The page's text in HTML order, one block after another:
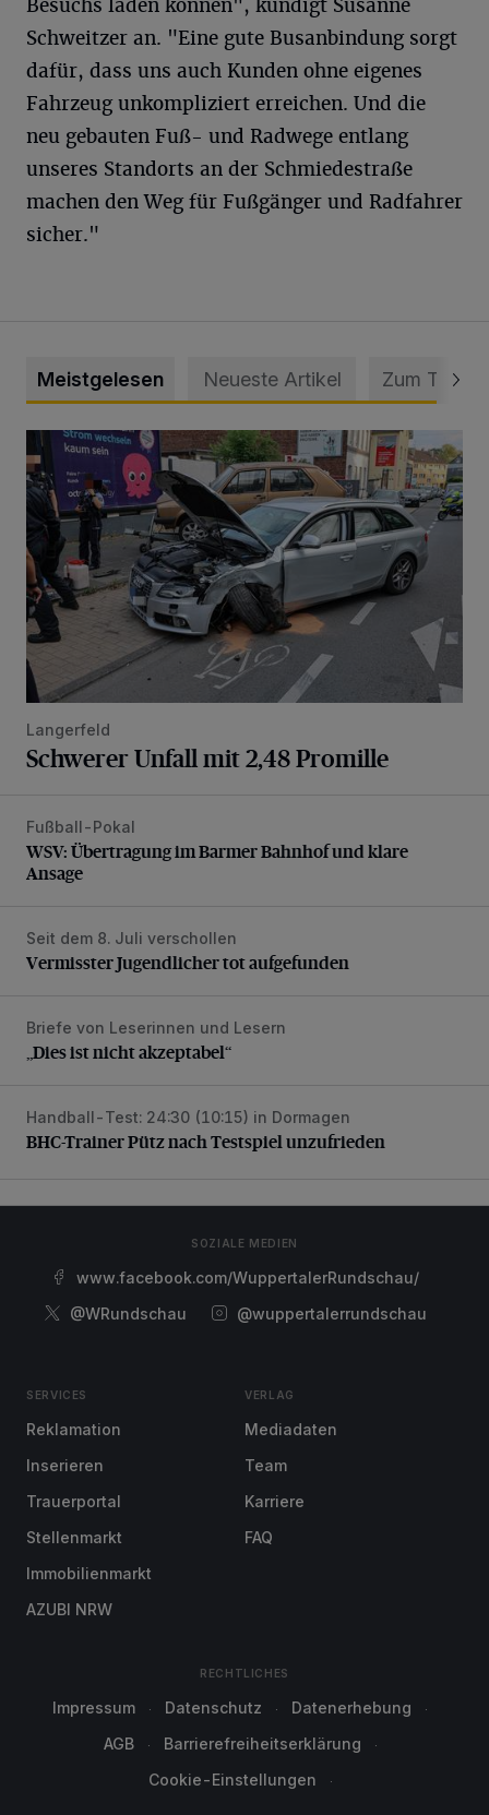
Besuchs laden können", kündigt Susanne
Schweitzer an. "Eine gute Busanbindung sorgt
dafür, dass uns auch Kunden ohne eigenes
Fahrzeug unkompliziert erreichen. Und die
neu gebauten Fuß- und Radwege entlang
unseres Standorts an der Schmiedestraße
machen den Weg für Fußgänger und Radfahrer
sicher."
Meistgelesen Neueste Artikel Zum Thema
Schwerer Unfall mit 2,48 Promille
Langerfeld
Schwerer Unfall mit 2,48 Promille
WSV: Übertragung im Barmer Bahnhof und klare Ansage
Fußball-Pokal
WSV: Übertragung im Barmer Bahnhof und klare
Ansage
Vermisster Jugendlicher tot aufgefunden
Seit dem 8. Juli verschollen
Vermisster Jugendlicher tot aufgefunden
„Dies ist nicht akzeptabel“
Briefe von Leserinnen und Lesern
„Dies ist nicht akzeptabel“
BHC-Trainer Pütz nach Testspiel unzufrieden
Handball-Test: 24:30 (10:15) in Dormagen
BHC-Trainer Pütz nach Testspiel unzufrieden
SOZIALE MEDIEN
www.facebook.com/WuppertalerRundschau/
@WRundschau
@wuppertalerrundschau
SERVICES
Reklamation
Inserieren
Trauerportal
Stellenmarkt
Immobilienmarkt
AZUBI NRW
VERLAG
Mediadaten
Team
Karriere
FAQ
RECHTLICHES
Impressum Datenschutz
Datenerhebung
AGB
Barrierefreiheitserklärung
Cookie-Einstellungen